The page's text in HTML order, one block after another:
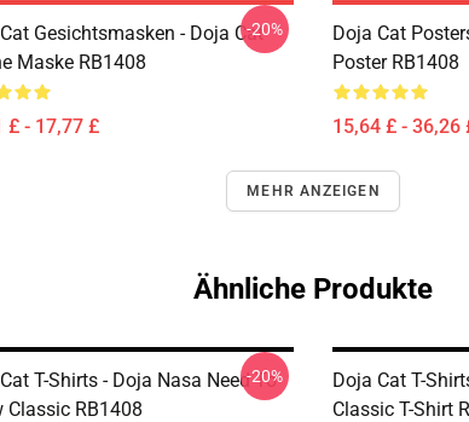
Gesichtsmasken - Doja Cat
Maske RB1408
£ - 17,77 £
-20%
Doja Cat
Poster RB1408
15,64 £ - 36,26
MEHR ANZEIGEN
Ähnliche Produkte
T-Shirts - Doja Nasa Need To
Classic RB1408
-20%
Doja Cat T-
Classic T-Shirt